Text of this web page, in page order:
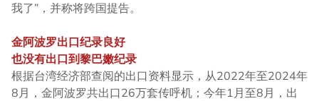
我了”，并称将跨国提告。
金阿波罗出口纪录良好
也没有出口到黎巴嫩纪录
根据台湾经济部查阅的出口资料显示，从2022年至2024年
8月，金阿波罗共出口26万套传呼机；今年1月至8月，出